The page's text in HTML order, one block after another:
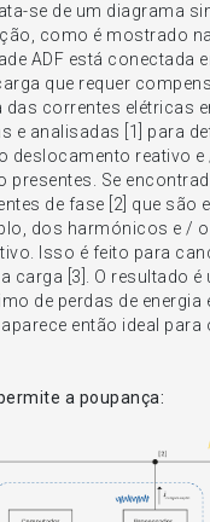
se de um diagrama
como é mostrado
ADF está conectada
que requer
correntes elétricas
e analisadas [1] para
deslocamento reativo e
presentes. Se
de fase [2] que são
dos harmónicos e /
Isso é feito para
carga [3]. O resultado é
de perdas de energia
então ideal para
a poupança: